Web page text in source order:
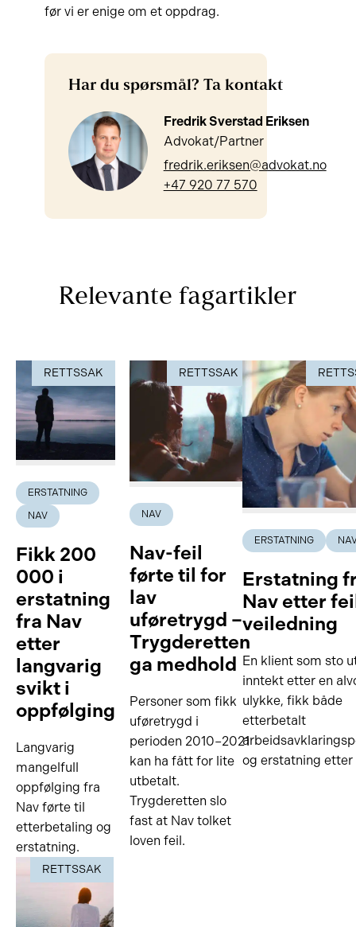
før vi er enige om et oppdrag.
Har du spørsmål? Ta kontakt
Fredrik Sverstad Eriksen
Advokat/Partner
fredrik.eriksen@advokat.no
+47 920 77 570
Relevante fagartikler
RETTSSAK
ERSTATNING
NAV
Fikk 200
000 i
erstatning
fra Nav
etter
langvarig
svikt i
oppfølging
Langvarig
mangelfull
oppfølging fra
Nav førte til
etterbetaling og
erstatning.
RETTSSAK
NAV
Nav-feil
førte til for
lav
uføretrygd –
Trygderetten
ga medhold
Personer som fikk
uføretrygd i
perioden 2010–2021
kan ha fått for lite
utbetalt.
Trygderetten slo
fast at Nav tolket
loven feil.
ERSTATNING
Erstatning
Nav etter
veiledning
En klient som sto
inntekt etter en
ulykke, fikk både
etterbetalt
og erstatning
RETTSSAK